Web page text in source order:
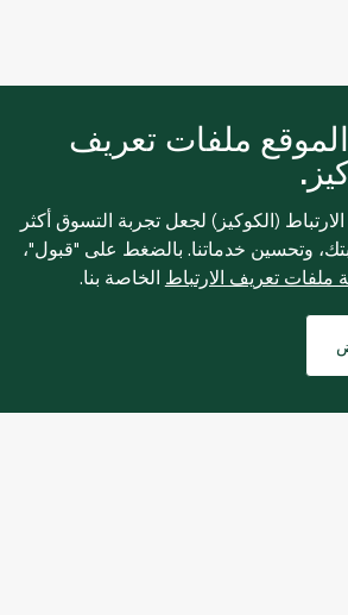
نبذة عنا
التسوق عبر الإنترنت
خدمات العملاء
ملفات تعريف
(الكوكيز) لجعل تجربة التسوق أكثر
وتحسين خدماتنا. بالضغط على "قبول"،
ملفات تعريف الارتباط الخاصة بنا.